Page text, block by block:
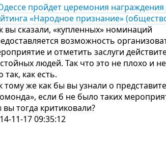
пройдет церемония награждения
«Народное признание»
вы сказали, «купленных» номинаций
возможность
и отметить заслуги
людей. Так что это не плохо и
так, как есть.
тому же как бы вы узнали о
если б не было таких
вы тогда критиковали?
11-17 09:35:12